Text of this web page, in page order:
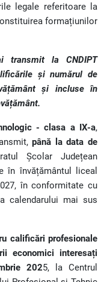
legale referitoare la
formațiunilor
transmit la CNDIPT
și numărul de
și incluse în
- clasa a IX-a,
până la data de
Școlar Județean
în învățământul liceal
în conformitate cu
calendarului mai sus
calificări profesionale
economici interesați
2025, la Centrul